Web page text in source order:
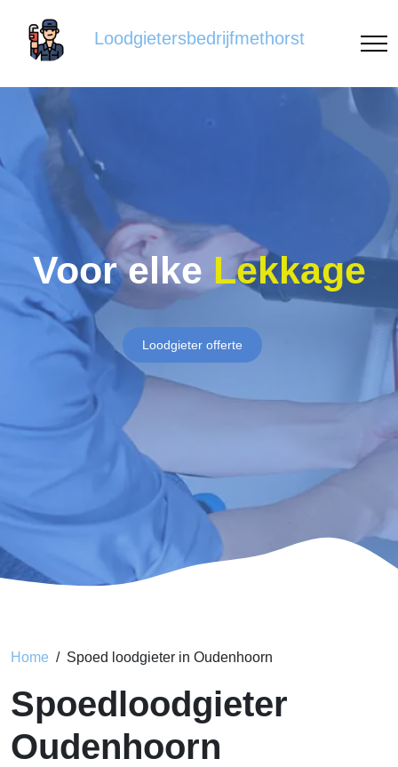
Loodgietersbedrijfmethorst
Voor elke Lekkage
Loodgieter offerte
Home Spoed loodgieter in Oudenhoorn
Spoedloodgieter
Oudenhoorn